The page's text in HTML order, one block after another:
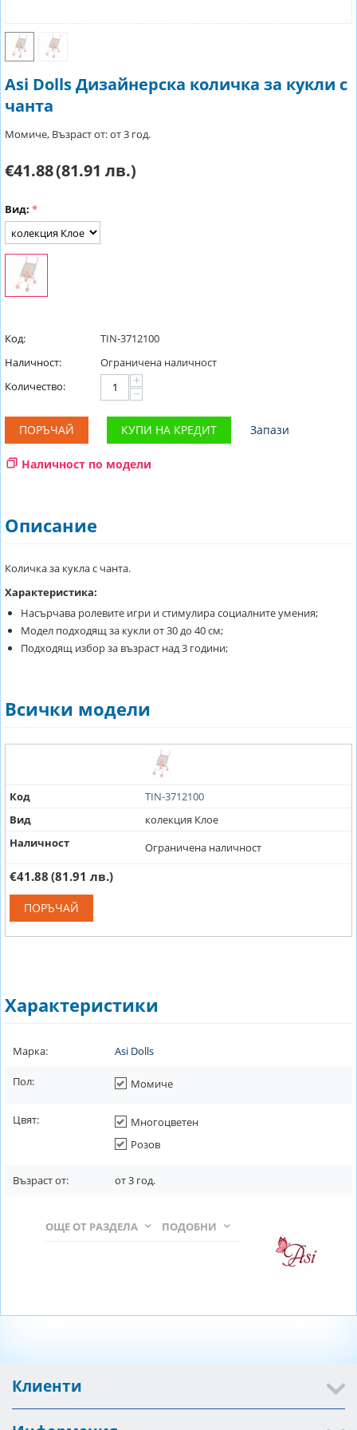
Asi Dolls Дизайнерска количка за кукли с
чанта
Момиче, Възраст от: от 3 год.
€41.88(81.91 лв.)
Вид:
Код:
TIN-3712100
Наличност:
Ограничена наличност
Количество:
+
−
ПОРЪЧАЙ КУПИ НА КРЕДИТ Запази
Наличност по модели
Описание
Количка за кукла с чанта.
Характеристика:
Насърчава ролевите игри и стимулира социалните умения;
Модел подходящ за кукли от 30 до 40 см;
Подходящ избор за възраст над 3 години;
Всички модели
Код
TIN-3712100
Вид
колекция Клое
Наличност
Ограничена наличност
€41.88 (81.91 лв.)
ПОРЪЧАЙ
Характеристики
Марка: Asi Dolls
Пол: Момиче
Цвят:
Многоцветен
Розов
Възраст от: от3 год.
ПОДОБНИ
ОЩЕ ОТ РАЗДЕЛА
Клиенти